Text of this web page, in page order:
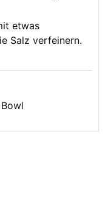
etwas
Salz verfeinern.